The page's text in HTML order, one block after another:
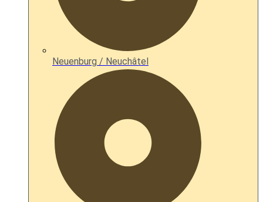
Neuenburg / Neuchâtel